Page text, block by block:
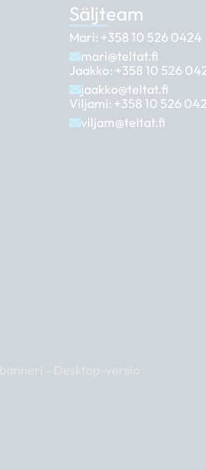
Säljteam
Mari: +358 10 526 0424
mari@teltat.fi
Jaakko: +358 10 526
jaakko@teltat.fi
Viljami: +358 10 526
viljam@teltat.fi